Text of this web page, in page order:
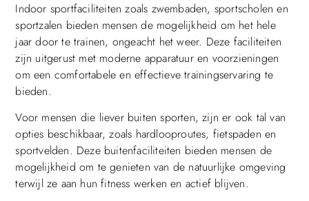
Indoor sportfaciliteiten zoals zwembaden, sportscholen en
sportzalen bieden mensen de mogelijkheid om het hele
jaar door te trainen, ongeacht het weer. Deze faciliteiten
zijn uitgerust met moderne apparatuur en voorzieningen
om een comfortabele en effectieve trainingservaring te
bieden.
Voor mensen die liever buiten sporten, zijn er ook tal van
opties beschikbaar, zoals hardlooproutes, fietspaden en
sportvelden. Deze buitenfaciliteiten bieden mensen de
mogelijkheid om te genieten van de natuurlijke omgeving
terwijl ze aan hun fitness werken en actief blijven.